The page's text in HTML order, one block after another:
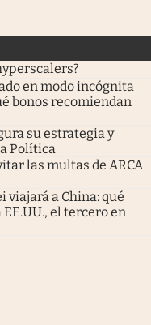
en modo incógnita
bonos recomiendan
su estrategia y
Política
las multas de ARCA
viajará a China: qué
el tercero en